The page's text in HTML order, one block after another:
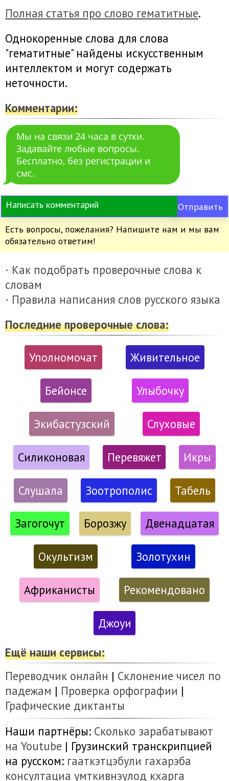
Полная статья про слово гематитные.
Однокоренные слова для слова
"гематитные" найдены искусственным
интеллектом и могут содержать
неточности.
Комментарии:
Мы на связи 24 часа в сутки.
Задавайте любые вопросы.
Бесплатно, без регистрации и
смс.
Отправить
Есть вопросы, пожелания? Напишите нам и мы вам
обязательно ответим!
· Как подобрать проверочные слова к
словам
· Правила написания слов русского языка
Последние проверочные слова:
Уполномочат Живительное
Бейонсе Улыбочку
Экибастузский Слуховые
Силиконовая Перевяжет Икры
Слушала Зоотрополис Табель
Загогочут Борозжу Двенадцатая
Окультизм Золотухин
Африканисты Рекомендовано
Джоуи
Ещё наши сервисы:
Переводчик онлайн | Склонение чисел по
падежам | Проверка орфографии |
Графические диктанты
Наши партнёры: Сколько зарабатывают
на Youtube | Грузинский транскрипцией
на русском: гааткэтцэбули гахарэба
консултациа умткивнэулод кхарга